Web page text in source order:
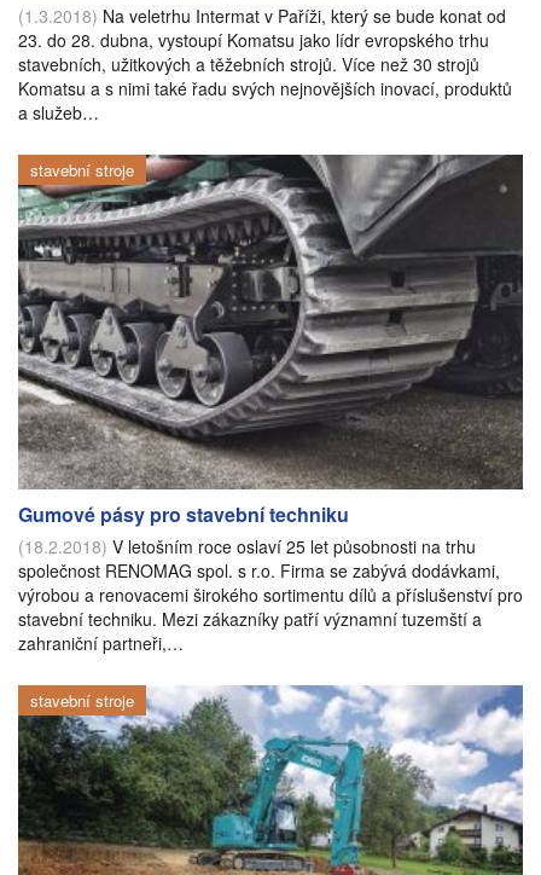
(1.3.2018) Na veletrhu Intermat v Paříži, který se bude konat od
23. do 28. dubna, vystoupí Komatsu jako lídr evropského trhu
stavebních, užitkových a těžebních strojů. Více než 30 strojů
Komatsu a s nimi také řadu svých nejnovějších inovací, produktů
a služeb…
stavební stroje
Gumové pásy pro stavební techniku
(18.2.2018) V letošním roce oslaví 25 let působnosti na trhu
společnost RENOMAG spol. s r.o. Firma se zabývá dodávkami,
výrobou a renovacemi širokého sortimentu dílů a příslušenství pro
stavební techniku. Mezi zákazníky patří významní tuzemští a
zahraniční partneři,…
stavební stroje